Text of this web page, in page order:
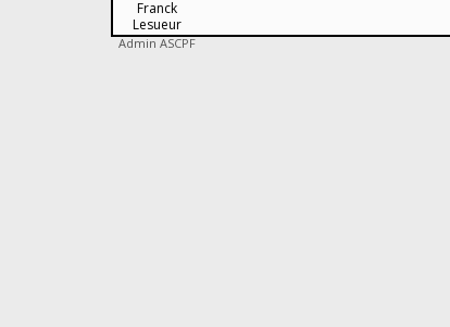
Franck
Lesueur
Admin ASCPF